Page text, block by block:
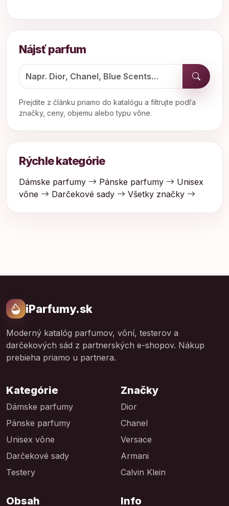
Nájsť parfum
Prejdite z článku priamo do katalógu a filtrujte podľa
značky, ceny, objemu alebo typu vône.
Rýchle kategórie
Dámske parfumy Pánske parfumy
Unisex
vône
Darčekové sady Všetky značky
iParfumy.sk
Moderný katalóg parfumov, vôní, testerov a
darčekových sád z partnerských e-shopov. Nákup
prebieha priamo u partnera.
Kategórie
Dámske parfumy
Pánske parfumy
Unisex vône
Darčekové sady
Testery
Značky
Dior
Chanel
Versace
Armani
Calvin Klein
Obsah Info